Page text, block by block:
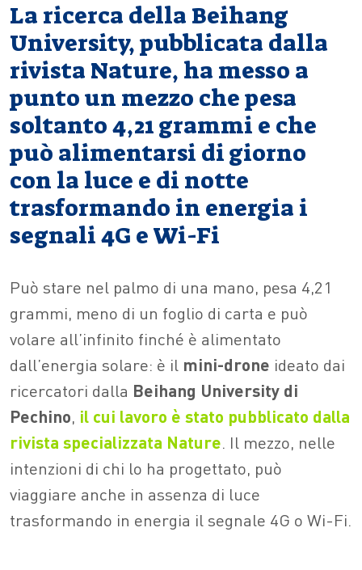
La ricerca della Beihang
University, pubblicata dalla
rivista Nature, ha messo a
punto un mezzo che pesa
soltanto 4,21 grammi e che
può alimentarsi di giorno
con la luce e di notte
trasformando in energia i
segnali 4G e Wi-Fi
Può stare nel palmo di una mano, pesa 4,21
grammi, meno di un foglio di carta e può
volare all’infinito finché è alimentato
dall’energia solare: è il mini-drone ideato dai
ricercatori dalla Beihang University di
Pechino, il cui lavoro è stato pubblicato dalla
rivista specializzata Nature. Il mezzo, nelle
intenzioni di chi lo ha progettato, può
viaggiare anche in assenza di luce
trasformando in energia il segnale 4G o Wi-Fi.